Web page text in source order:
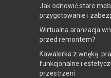
Jak odnowić stare
przygotowanie i
Wirtualna aranżacja
przed remontem?
Kawalerka z wnęką:
funkcjonalne i
przestrzeni